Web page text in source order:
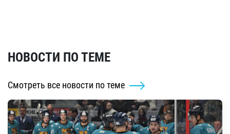
НОВОСТИ ПО ТЕМЕ
Смотреть все новости по теме